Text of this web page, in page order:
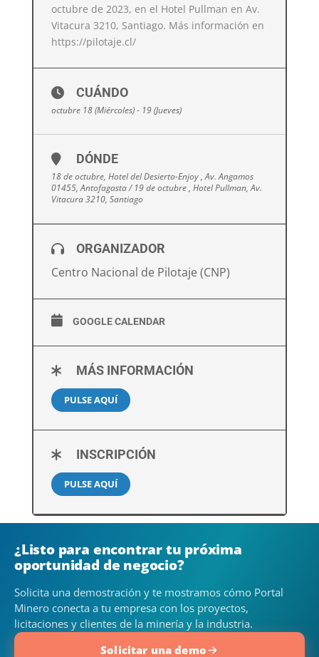
octubre de 2023, en el Hotel Pullman en Av.
Vitacura 3210, Santiago. Más información en
https://pilotaje.cl/
CUÁNDO
octubre 18 (Miércoles) - 19 (Jueves)
DÓNDE
18 de octubre, Hotel del Desierto-Enjoy , Av. Angamos
01455, Antofagasta / 19 de octubre , Hotel Pullman, Av.
Vitacura 3210, Santiago
ORGANIZADOR
Centro Nacional de Pilotaje (CNP)
GOOGLE CALENDAR
MÁS INFORMACIÓN
PULSE AQUÍ
INSCRIPCIÓN
PULSE AQUÍ
¿Listo para encontrar tu próxima
oportunidad de negocio?
Solicita una demostración y te mostramos cómo Portal
Minero conecta a tu empresa con los proyectos,
licitaciones y clientes de la minería y la industria.
Solicitar una demo